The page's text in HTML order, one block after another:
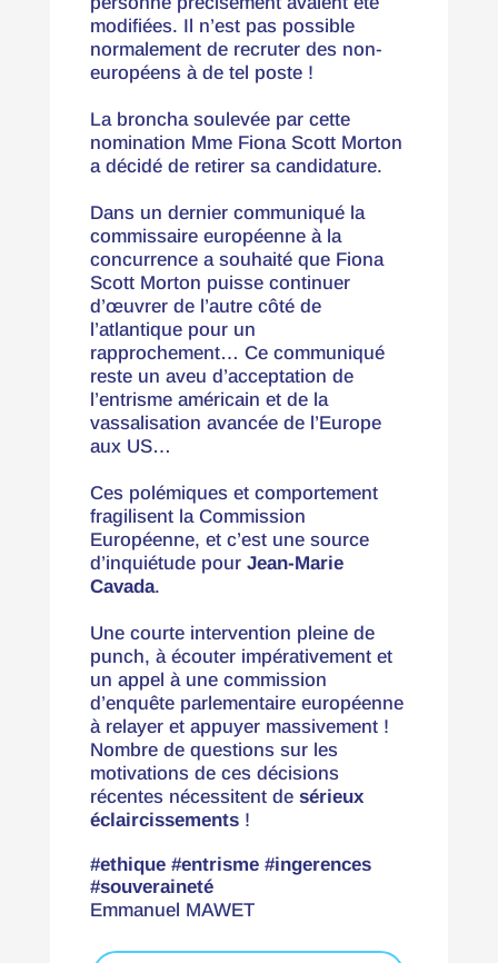
modifiées. Il n’est pas possible
normalement de recruter des non-
européens à de tel poste !
La broncha soulevée par cette
nomination Mme Fiona Scott Morton
a décidé de retirer sa candidature.
Dans un dernier communiqué la
commissaire européenne à la
concurrence a souhaité que Fiona
Scott Morton puisse continuer
d’œuvrer de l’autre côté de
l’atlantique pour un
rapprochement… Ce communiqué
reste un aveu d’acceptation de
l’entrisme américain et de la
vassalisation avancée de l’Europe
aux US…
Ces polémiques et comportement
fragilisent la Commission
Européenne, et c’est une source
d’inquiétude pour Jean-Marie
Cavada.
Une courte intervention pleine de
punch, à écouter impérativement et
un appel à une commission
d’enquête parlementaire européenne
à relayer et appuyer massivement !
Nombre de questions sur les
motivations de ces décisions
récentes nécessitent de sérieux
éclaircissements!
#ethique #entrisme #ingerences
#souveraineté
Emmanuel MAWET